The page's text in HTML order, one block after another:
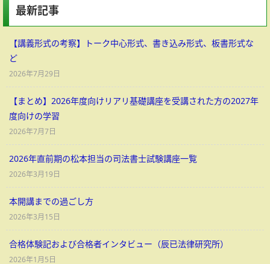
最新記事
【講義形式の考察】トーク中心形式、書き込み形式、板書形式な
ど
2026年7月29日
【まとめ】2026年度向けリアリ基礎講座を受講された方の2027年
度向けの学習
2026年7月7日
2026年直前期の松本担当の司法書士試験講座一覧
2026年3月19日
本開講までの過ごし方
2026年3月15日
合格体験記および合格者インタビュー（辰已法律研究所）
2026年1月5日